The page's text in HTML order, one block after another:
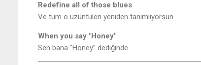
Redefine all of those blues
Ve tüm o üzüntüleri yeniden tanımlıyorsun
When you say "Honey"
Sen bana “Honey” dediğinde